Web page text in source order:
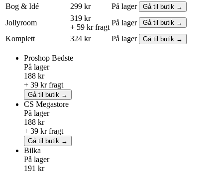
Bog & Idé 299 kr På lager Gå til butik →
Jollyroom
319 kr
+ 59 kr fragt
På lager Gå til butik →
Komplett 324 kr På lager Gå til butik →
Proshop Bedste
På lager
188 kr
+ 39 kr fragt
Gå til butik →
CS Megastore
På lager
188 kr
+ 39 kr fragt
Gå til butik →
Bilka
På lager
191 kr